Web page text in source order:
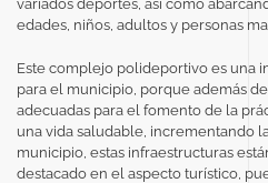
variados deportes, así como
edades, niños, adultos y personas
Este complejo polideportivo es una
para el municipio, porque además
adecuadas para el fomento de la
una vida saludable, incrementando
municipio, estas infraestructuras
destacado en el aspecto turístico,